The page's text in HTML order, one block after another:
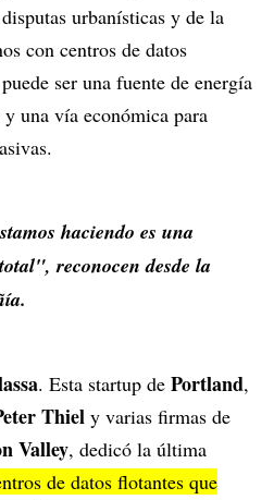
urbanísticas y de la
con centros de datos
ser una fuente de energía
una vía económica para
haciendo es una
reconocen desde la
. Esta startup de Portland,
Thiel y varias firmas de
Valley, dedicó la última
de datos flotantes que